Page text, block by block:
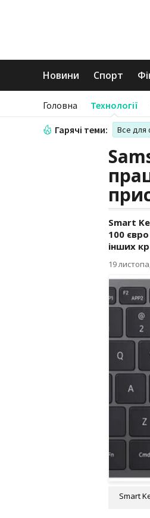
Новини Спорт
Головна Технології
Гарячі теми: Все для
Smart
100
інших
19
Smart